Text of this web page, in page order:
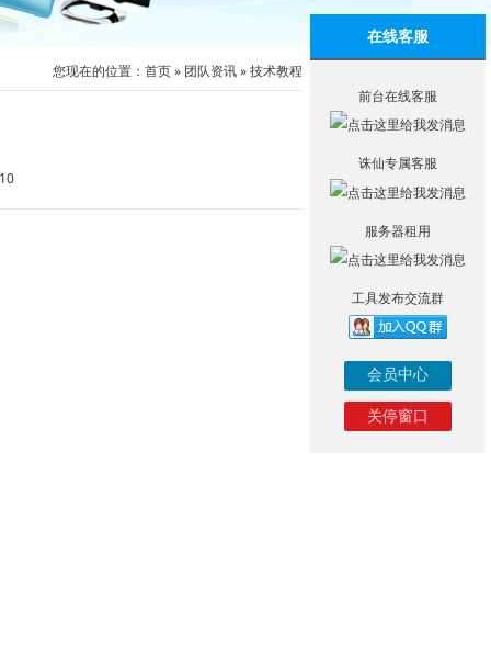
您现在的位置： 首页» 团队资讯»技术教程
在线客服
前台在线客服
诛仙专属客服
服务器租用
工具发布交流群
会员中心
关停窗口